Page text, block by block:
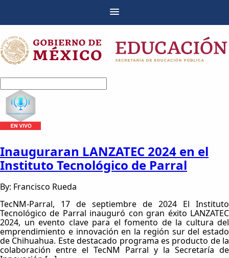
Inauguraran LANZATEC 2024 en el
Instituto Tecnológico de Parral
By: Francisco Rueda
TecNM-Parral, 17 de septiembre de 2024 El Instituto
Tecnológico de Parral inauguró con gran éxito LANZATEC
2024, un evento clave para el fomento de la cultura del
emprendimiento e innovación en la región sur del estado
de Chihuahua. Este destacado programa es producto de la
colaboración entre el TecNM Parral y la Secretaría de